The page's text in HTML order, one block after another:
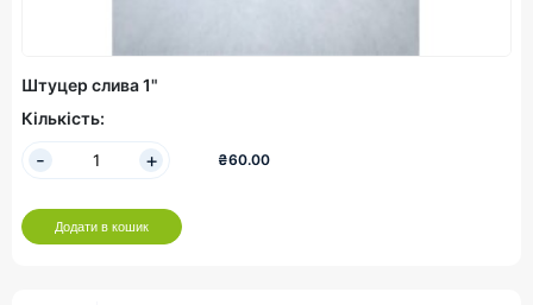
Штуцер слива 1"
Кількість:
₴60.00
Додати в кошик